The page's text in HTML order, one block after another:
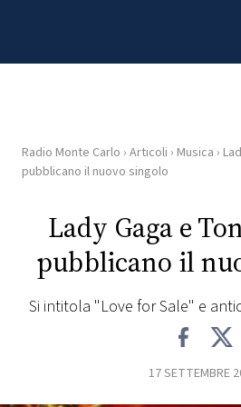
HOME
RADIO
WEB
RADIO
Radio Monte Carlo › Articoli › Musica ›
pubblicano il nuovo singolo
Lady Gaga e
pubblicano il
Si intitola "Love for Sale" e
17 SETTEMBRE